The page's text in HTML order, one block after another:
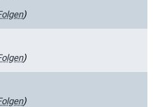
)
)
)